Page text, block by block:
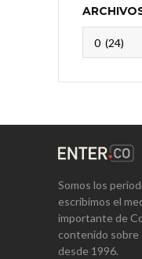
Somos los
escribimos el
importante de
contenido sobre
desde 1996.